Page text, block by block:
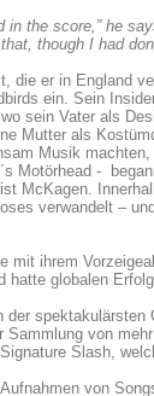
the score,” he
though I had
die er in England
ein. Sein
sein Vater als
Mutter als
Musik
Motörhead -
McKagen.
verwandelt –
mit ihrem
hatte globalen
der spektakulärsten
Sammlung von
Slash,
von